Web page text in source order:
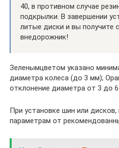
40, в противном случае
подкрылки. В завершении
литые диски и вы получите
внедорожник!
Зеленымцветом указано
диаметра колеса (до 3 мм);
отклонение диаметра от 3 до
При установке шин или
параметрам от